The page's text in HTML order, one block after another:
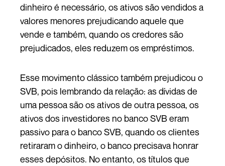
dinheiro é necessário, os ativos são vendidos a
valores menores prejudicando aquele que
vende e também, quando os credores são
prejudicados, eles reduzem os empréstimos.
Esse movimento clássico também prejudicou o
SVB, pois lembrando da relação: as dívidas de
uma pessoa são os ativos de outra pessoa, os
ativos dos investidores no banco SVB eram
passivo para o banco SVB, quando os clientes
retiraram o dinheiro, o banco precisava honrar
esses depósitos. No entanto, os títulos que